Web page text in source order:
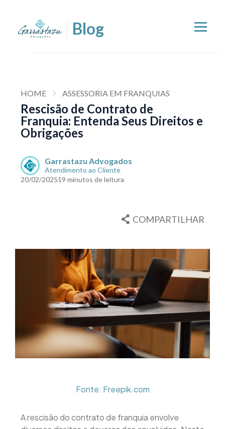
HOME ASSESSORIA EM FRANQUIAS
Rescisão de Contrato de
Franquia: Entenda Seus Direitos e
Obrigações
Garrastazu Advogados
Atendimento ao Cliente
20/02/202519 minutos de leitura
COMPARTILHAR
Fonte: Freepik.com
A rescisão do contrato de franquia envolve